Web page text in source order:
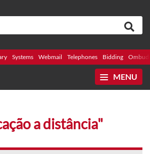
Systems Webmail Telephones Bidding
MENU
a distância"